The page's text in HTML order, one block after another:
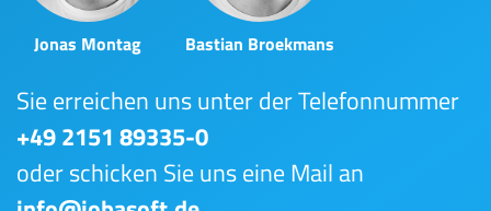
Jonas Montag Bastian Broekmans
Sie erreichen uns unter der Telefonnummer
+49 2151 89335-0
oder schicken Sie uns eine Mail an